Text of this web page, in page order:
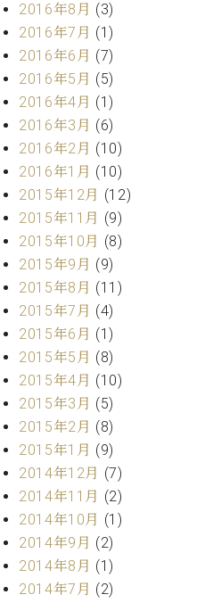
2016年8月 (3)
2016年7月 (1)
2016年6月 (7)
2016年5月 (5)
2016年4月 (1)
2016年3月 (6)
2016年2月 (10)
2016年1月 (10)
2015年12月 (12)
2015年11月 (9)
2015年10月 (8)
2015年9月 (9)
2015年8月 (11)
2015年7月 (4)
2015年6月 (1)
2015年5月 (8)
2015年4月 (10)
2015年3月 (5)
2015年2月 (8)
2015年1月 (9)
2014年12月 (7)
2014年11月 (2)
2014年10月 (1)
2014年9月 (2)
2014年8月 (1)
2014年7月 (2)